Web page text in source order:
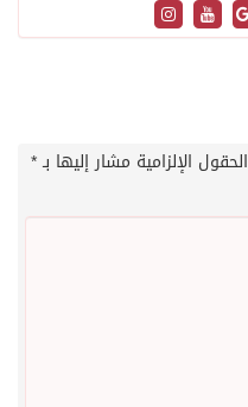
الحقول الإلزامية مشار إليها بـ*